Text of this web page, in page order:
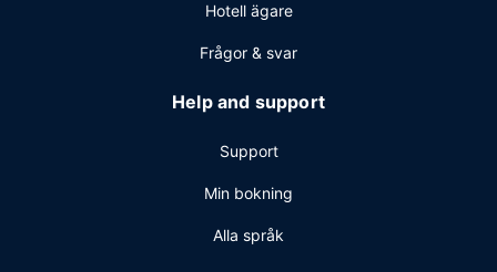
Hotell ägare
Frågor & svar
Help and support
Support
Min bokning
Alla språk